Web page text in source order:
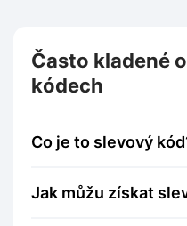
Často kladené
kódech
Co je to slevový
Jak můžu získat